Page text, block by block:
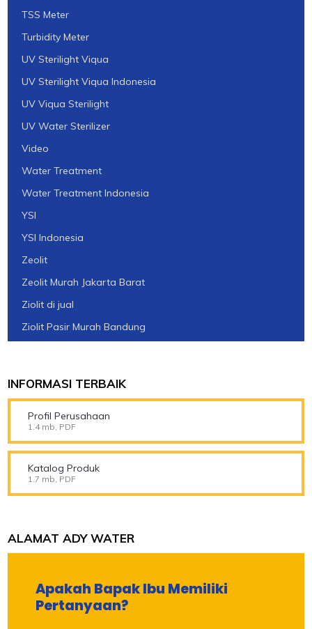
TSS Meter
Turbidity Meter
UV Sterilight Viqua
UV Sterilight Viqua Indonesia
UV Viqua Sterilight
UV Water Sterilizer
Video
Water Treatment
Water Treatment Indonesia
YSI
YSI Indonesia
Zeolit
Zeolit Murah Jakarta Barat
Ziolit di jual
Ziolit Pasir Murah Bandung
INFORMASI TERBAIK
Profil Perusahaan
1.4 mb, PDF
Katalog Produk
1.7 mb, PDF
ALAMAT ADY WATER
Apakah Bapak Ibu Memiliki
Pertanyaan?